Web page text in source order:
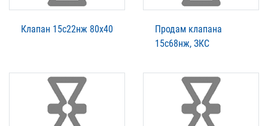
Клапан 15с22нж 80х40
Продам клапана
15с68нж, ЗКС